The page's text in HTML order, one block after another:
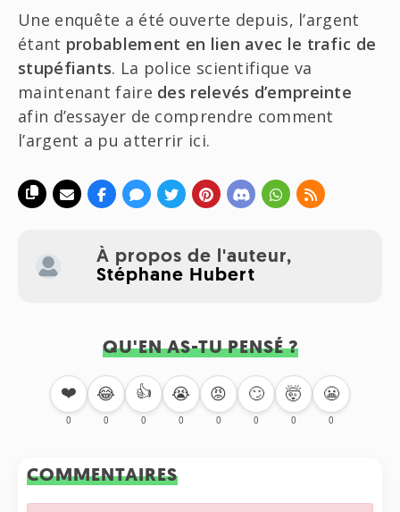
Une enquête a été ouverte depuis, l’argent
étant probablement en lien avec le trafic de
stupéfiants. La police scientifique va
maintenant faire des relevés d’empreinte
afin d’essayer de comprendre comment
l’argent a pu atterrir ici.
À propos de l'auteur,
Stéphane Hubert
QU'EN AS-TU PENSÉ ?
❤️
0
😂
0
👍
0
😭
0
😡
0
🙄
0
🤯
0
😬
0
COMMENTAIRES